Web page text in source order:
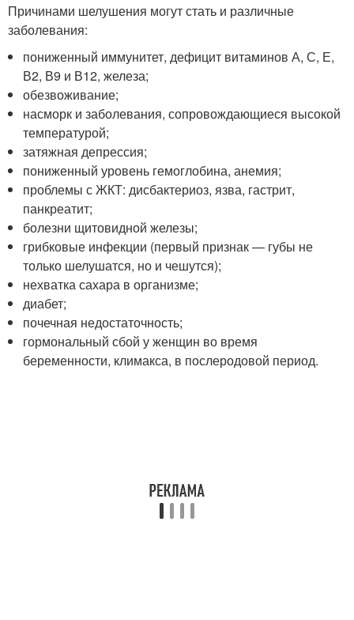
Причинами шелушения могут стать и различные
заболевания:
пониженный иммунитет, дефицит витаминов А, С, Е,
В2, В9 и В12, железа;
обезвоживание;
насморк и заболевания, сопровождающиеся высокой
температурой;
затяжная депрессия;
пониженный уровень гемоглобина, анемия;
проблемы с ЖКТ: дисбактериоз, язва, гастрит,
панкреатит;
болезни щитовидной железы;
грибковые инфекции (первый признак — губы не
только шелушатся, но и чешутся);
нехватка сахара в организме;
диабет;
почечная недостаточность;
гормональный сбой у женщин во время
беременности, климакса, в послеродовой период.